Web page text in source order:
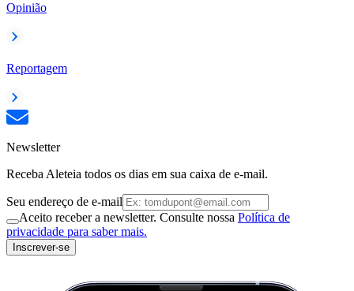
Opinião
Reportagem
Newsletter
Receba Aleteia todos os dias em sua caixa de e-mail.
Seu endereço de e-mail
Aceito receber a newsletter. Consulte nossa Política de
privacidade para saber mais.
Inscrever-se